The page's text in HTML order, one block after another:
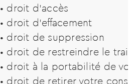
• droit d’accès
• droit d’effacement
• droit de suppression
• droit de restreindre le
• droit à la portabilité de
• droit de retirer votre